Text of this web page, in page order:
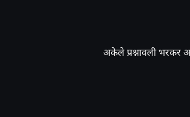
अकेले प्रश्नावली भरकर